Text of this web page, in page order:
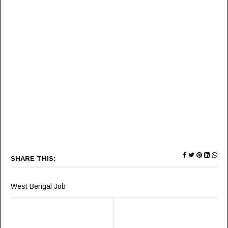
SHARE THIS:
West Bengal Job